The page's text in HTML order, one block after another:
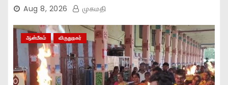
Aug 8, 2026 முகமதி
ஆன்மீகம் விருதுநகர்